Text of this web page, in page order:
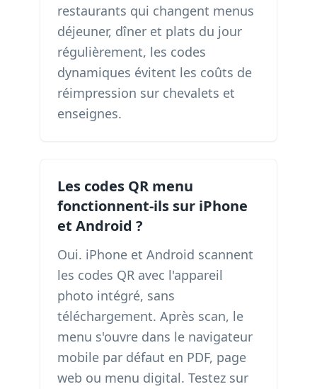
restaurants qui changent menus
déjeuner, dîner et plats du jour
régulièrement, les codes
dynamiques évitent les coûts de
réimpression sur chevalets et
enseignes.
Les codes QR menu
fonctionnent-ils sur iPhone
et Android ?
Oui. iPhone et Android scannent
les codes QR avec l'appareil
photo intégré, sans
téléchargement. Après scan, le
menu s'ouvre dans le navigateur
mobile par défaut en PDF, page
web ou menu digital. Testez sur